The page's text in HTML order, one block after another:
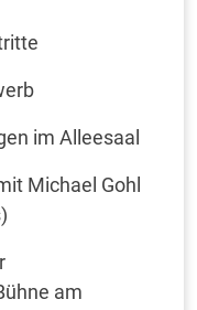
im Alleesaal
Michael Gohl
am